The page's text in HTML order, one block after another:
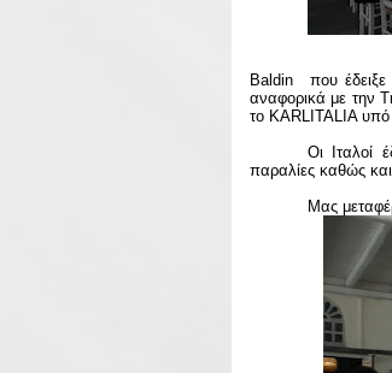
Baldin που έδειξε
αναφορικά με την
το KARLITALIA υπό
Οι Ιταλοί
παραλίες καθώς και
Μας